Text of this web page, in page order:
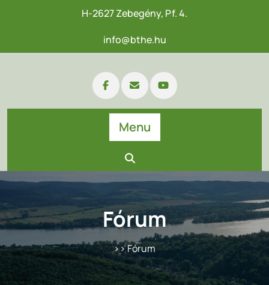
H-2627 Zebegény, Pf. 4.
info@bthe.hu
Menu
Fórum
>> Fórum